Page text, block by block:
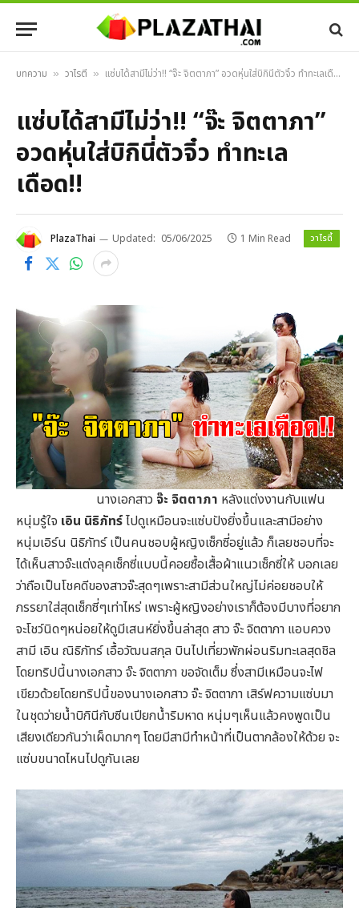
บทความ » วาไรตี้ » แซ่บได้สามีไม่ว่า!! “จ๊ะ จิตตาภา” อวดหุ่นใส่บิกินี่ตัวจิ๋ว ทำทะเลเดือด!!
แซ่บได้สามีไม่ว่า!! “จ๊ะ จิตตาภา”
อวดหุ่นใส่บิกินี่ตัวจิ๋ว ทำทะเล
เดือด!!
PlazaThai Updated: 05/06/2025 1 Min Read วาไรตี้
นางเอกสาว จ๊ะ จิตตาภา หลังแต่งงานกับแฟน
หนุ่มรู้ใจ เอิน นิธิภัทร์ไปดูเหมือนจะแซ่บปังยิ่งขึ้นและสามีอย่าง
หนุ่มเอิร์น นิธิภัทร์ เป็นคนชอบผู้หญิงเซ็กซี่อยู่แล้ว ก็เลยชอบที่จะ
ได้เห็นสาวจ๊ะแต่งลุคเซ็กซี่แบบนี้คอยซื้อเสื้อผ้าแนวเซ็กซี่ให้ บอกเลย
ว่าถือเป็นโชคดีของสาวจ๊ะสุดๆเพราะสามีส่วนใหญ่ไม่ค่อยชอบให้
ภรรยาใส่สุดเซ็กซี่ๆเท่าไหร่ เพราะผู้หญิงอย่างเราก็ต้องมีบางที่อยาก
จะโชว์นิดๆหน่อยให้ดูมีเสนห์ยิ่งขึ้นล่าสุด สาว จ๊ะ จิตตาภา แอบควง
สามี เอิน ณิธิภัทร์ เอื้อวัฒนสกุล บินไปเที่ยวพักผ่อนริมทะเลสุดชิล
โดยทริปนี้นางเอกสาว จ๊ะ จิตตาภา ขอจัดเต็ม ซึ่งสามีเหมือนจะไฟ
เขียวด้วยโดยทริปนี้ของนางเอกสาว จ๊ะ จิตตาภา เสิร์ฟความแซ่บมา
ในชุดว่ายน้ำบิกินีกับซีนเปียกน้ำริมหาด หนุ่มๆเห็นแล้วคงพูดเป็น
เสียงเดียวกันว่าเผ็ดมากๆ โดยมีสามีทำหน้าที่เป็นตากล้องให้ด้วย จะ
แซ่บขนาดไหนไปดูกันเลย